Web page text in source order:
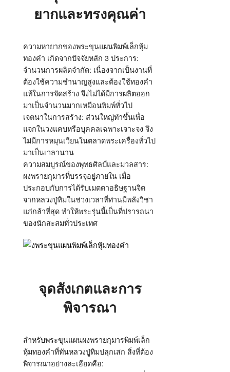
ยากและทรงคุณค่า
ความหายากของพระขุนแผนพิมพ์เล็กหุ้ม
ทองคำ เกิดจากปัจจัยหลัก 3 ประการ:
จำนวนการผลิตจำกัด: เนื่องจากเป็นงานที่
ต้องใช้ความชำนาญสูงและต้องใช้ทองคำ
แท้ในการจัดสร้าง จึงไม่ได้มีการผลิตออก
มาเป็นจำนวนมากเหมือนพิมพ์ทั่วไป
เจตนาในการสร้าง: ส่วนใหญ่ทำขึ้นเพื่อ
แจกในวงแคบหรือบุคคลเฉพาะเจาะจง จึง
ไม่มีการหมุนเวียนในตลาดพระเครื่องทั่วไป
มาเป็นเวลานาน
ความสมบูรณ์ของพุทธศิลป์และมวลสาร:
ผงพรายกุมารที่บรรจุอยู่ภายใน เมื่อ
ประกอบกับการได้รับเมตตาอธิษฐานจิต
จากหลวงปู่ทิมในช่วงเวลาที่ท่านมีพลังวิชา
แก่กล้าที่สุด ทำให้พระรุ่นนี้เป็นที่ปรารถนา
ของนักสะสมทั่วประเทศ
จุดสังเกตและการ
พิจารณา
สำหรับพระขุนแผนผงพรายกุมารพิมพ์เล็ก
หุ้มทองคำที่ทันหลวงปู่ทิมปลุกเสก สิ่งที่ต้อง
พิจารณาอย่างละเอียดคือ: